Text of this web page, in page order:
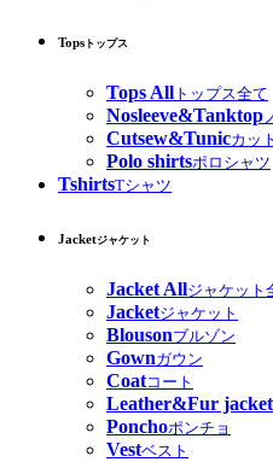
Tops トップス
Tops All トップス全て
Nosleeve&Tanktop
Cutsew&Tunicカッ
Polo shirtsポロシャツ
TshirtsTシャツ
Jacketジャケット
Jacket Allジャケット
Jacketジャケット
Blousonブルゾン
Gownガウン
Coatコート
Leather&Fur jacket
Ponchoポンチョ
Vestベスト